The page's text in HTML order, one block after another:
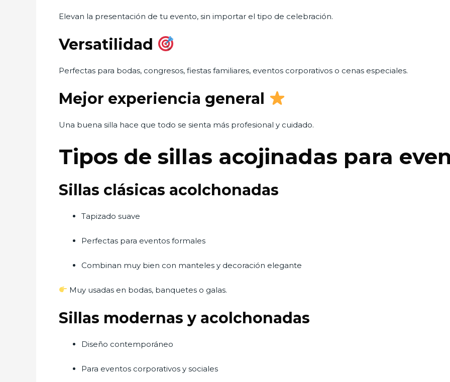
Elevan la presentación de tu evento, sin importar el tipo de celebración.
Versatilidad
Perfectas para bodas, congresos, fiestas familiares, eventos corporativos o cenas especiales.
Mejor experiencia general
Una buena silla hace que todo se sienta más profesional y cuidado.
Tipos de sillas acojinadas para
Sillas clásicas acolchonadas
Tapizado suave
Perfectas para eventos formales
Combinan muy bien con manteles y decoración elegante
Muy usadas en bodas, banquetes o galas.
Sillas modernas y acolchonadas
Diseño contemporáneo
Para eventos corporativos y sociales